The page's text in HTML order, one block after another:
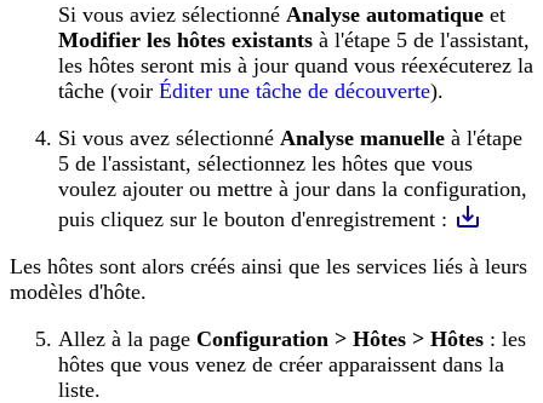
Si vous aviez sélectionné Analyse automatique et
Modifier les hôtes existants à l'étape 5 de l'assistant,
les hôtes seront mis à jour quand vous réexécuterez la
tâche (voir Éditer une tâche de découverte).
Si vous avez sélectionné Analyse manuelle à l'étape
5 de l'assistant, sélectionnez les hôtes que vous
voulez ajouter ou mettre à jour dans la configuration,
puis cliquez sur le bouton d'enregistrement :
Les hôtes sont alors créés ainsi que les services liés à leurs
modèles d'hôte.
Allez à la page Configuration > Hôtes > Hôtes : les
hôtes que vous venez de créer apparaissent dans la
liste.